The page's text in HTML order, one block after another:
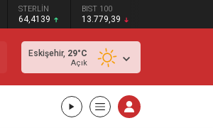
STERLİN
64,4139
BIST 100
13.779,39
Eskişehir, 29°C
Açık